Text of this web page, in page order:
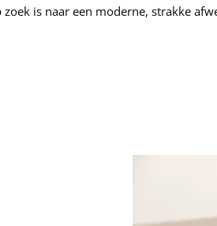
is naar een moderne, strakke